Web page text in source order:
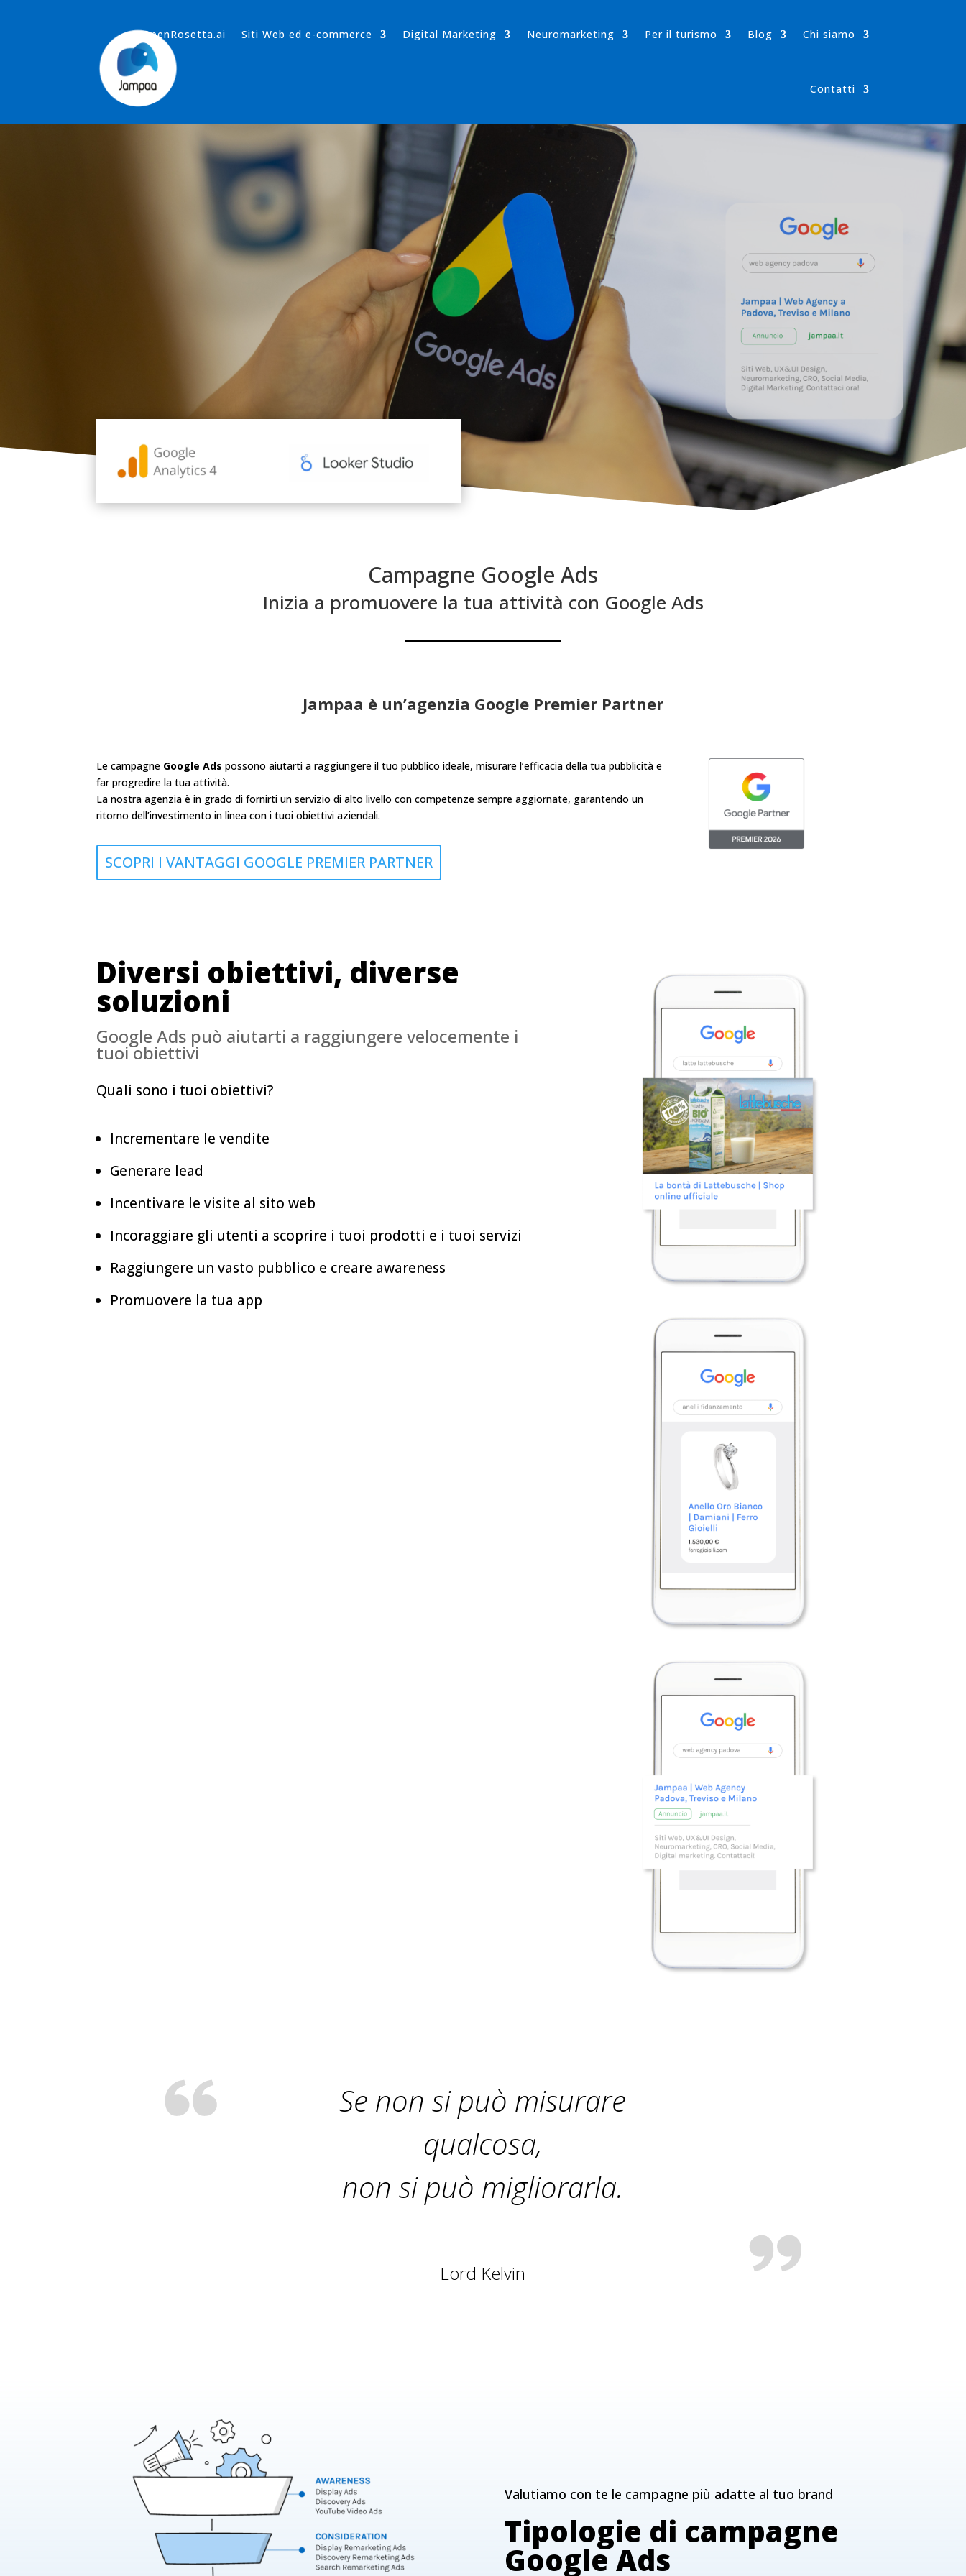
OpenRosetta.ai Siti Web ed e-commerce Digital Marketing Neuromarketing Per il turismo Blog Chi siamo
Contatti
Campagne Google Ads
Inizia a promuovere la tua attività con Google Ads
Jampaa è un’agenzia Google Premier Partner
Le campagne Google Ads possono aiutarti a raggiungere il tuo pubblico ideale, misurare l’efficacia della tua pubblicità e
far progredire la tua attività.
La nostra agenzia è in grado di fornirti un servizio di alto livello con competenze sempre aggiornate, garantendo un
ritorno dell’investimento in linea con i tuoi obiettivi aziendali.
SCOPRI I VANTAGGI GOOGLE PREMIER PARTNER
Diversi obiettivi, diverse
soluzioni
Google Ads può aiutarti a raggiungere velocemente i
tuoi obiettivi
Quali sono i tuoi obiettivi?
Incrementare le vendite
Generare lead
Incentivare le visite al sito web
Incoraggiare gli utenti a scoprire i tuoi prodotti e i tuoi servizi
Raggiungere un vasto pubblico e creare awareness
Promuovere la tua app
Se non si può misurare
qualcosa,
non si può migliorarla.
Lord Kelvin
Valutiamo con te le campagne più adatte al tuo brand
Tipologie di campagne
Google Ads